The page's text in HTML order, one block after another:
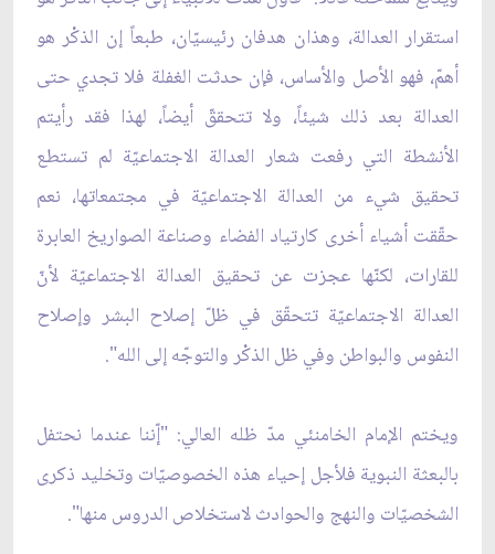
استقرار العدالة، وهذان هدفان رئيسيّان، طبعاً إن الذكْر هو
أهمّ، فهو الأصل والأساس، فإن حدثت الغفلة فلا تجدي حتى
العدالة بعد ذلك شيئاً، ولا تتحققّ أيضاً، لهذا فقد رأيتم
الأنشطة التي رفعت شعار العدالة الاجتماعيّة لم تستطع
تحقيق شيء من العدالة الاجتماعيّة في مجتمعاتها، نعم
حقّقت أشياء أخرى كارتياد الفضاء وصناعة الصواريخ العابرة
للقارات، لكنّها عجزت عن تحقيق العدالة الاجتماعيّة لأنّ
العدالة الاجتماعيّة تتحقّق في ظلّ إصلاح البشر وإصلاح
النفوس والبواطن وفي ظل الذكْر والتوجّه إلى الله".
ويختم الإمام الخامنئي مدّ ظله العالي: "إّننا عندما نحتفل
بالبعثة النبوية فلأجل إحياء هذه الخصوصيّات وتخليد ذكرى
الشخصيّات والنهج والحوادث لاستخلاص الدروس منها".